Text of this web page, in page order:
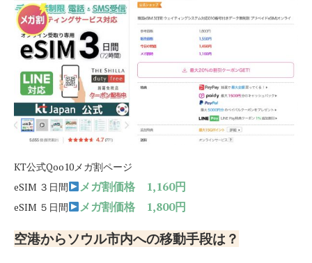
KT公式Qoo10メガ割ページ
eSIM ３日間
メガ割価格 1,160円
eSIM ５日間 メガ割価格 1,800円
空港からソウル市内への移動手段は？